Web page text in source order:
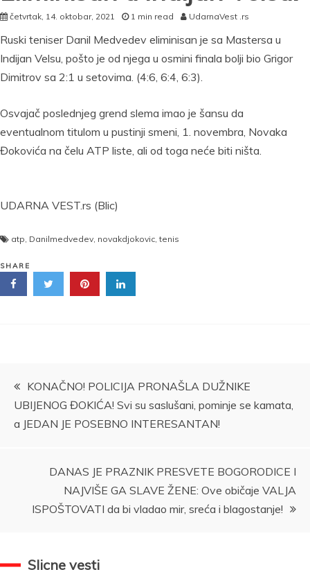
četvrtak, 14. oktobar, 2021 1 min read UdarnaVest .rs
Ruski teniser Danil Medvedev eliminisan je sa Mastersa u
Indijan Velsu, pošto je od njega u osmini finala bolji bio Grigor
Dimitrov sa 2:1 u setovima. (4:6, 6:4, 6:3).
Osvajač poslednjeg grend slema imao je šansu da
eventualnom titulom u pustinji smeni, 1. novembra, Novaka
Đokovića na čelu ATP liste, ali od toga neće biti ništa.
UDARNA VEST.rs (Blic)
atp, Danilmedvedev, novakdjokovic,tenis
SHARE
Kretanje
članka
KONAČNO! POLICIJA PRONAŠLA DUŽNIKE
UBIJENOG ĐOKIĆA! Svi su saslušani, pominje se kamata,
a JEDAN JE POSEBNO INTERESANTAN!
DANAS JE PRAZNIK PRESVETE BOGORODICE I
NAJVIŠE GA SLAVE ŽENE: Ove običaje VALJA
ISPOŠTOVATI da bi vladao mir, sreća i blagostanje!
Slicne vesti